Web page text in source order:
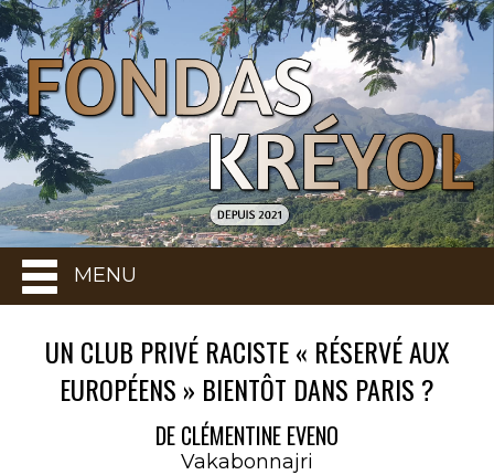
MENU
UN CLUB PRIVÉ RACISTE « RÉSERVÉ AUX
EUROPÉENS » BIENTÔT DANS PARIS ?
DE CLÉMENTINE EVENO
Vakabonnajri